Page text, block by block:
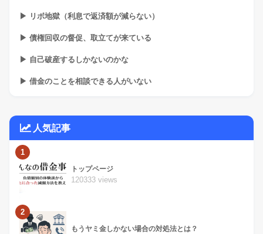
▶ リボ地獄（利息で返済額が減らない）
▶ 債権回収の督促、取立てが来ている
▶ 自己破産するしかないのかな
▶ 借金のことを相談できる人がいない
人気記事
1
トップページ
120333 views
2
もうヤミ金しかない場合の対処法とは？